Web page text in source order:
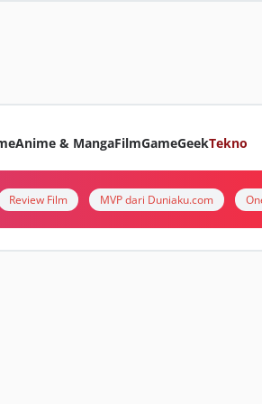
Anime & MangaFilmGameGeekTekno
Review Film MVP dari Duniaku.com